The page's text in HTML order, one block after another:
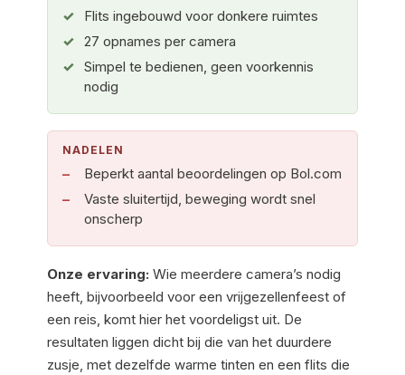
Flits ingebouwd voor donkere ruimtes
27 opnames per camera
Simpel te bedienen, geen voorkennis
nodig
NADELEN
Beperkt aantal beoordelingen op Bol.com
Vaste sluitertijd, beweging wordt snel
onscherp
Onze ervaring: Wie meerdere camera’s nodig
heeft, bijvoorbeeld voor een vrijgezellenfeest of
een reis, komt hier het voordeligst uit. De
resultaten liggen dicht bij die van het duurdere
zusje, met dezelfde warme tinten en een flits die